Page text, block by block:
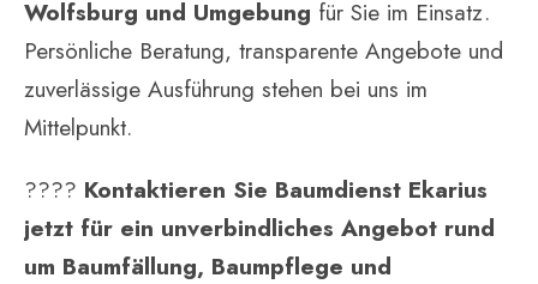
Wolfsburg und Umgebung für Sie im Einsatz.
Persönliche Beratung, transparente Angebote und
zuverlässige Ausführung stehen bei uns im
Mittelpunkt.
???? Kontaktieren Sie Baumdienst Ekarius
jetzt für ein unverbindliches Angebot rund
um Baumfällung, Baumpflege und